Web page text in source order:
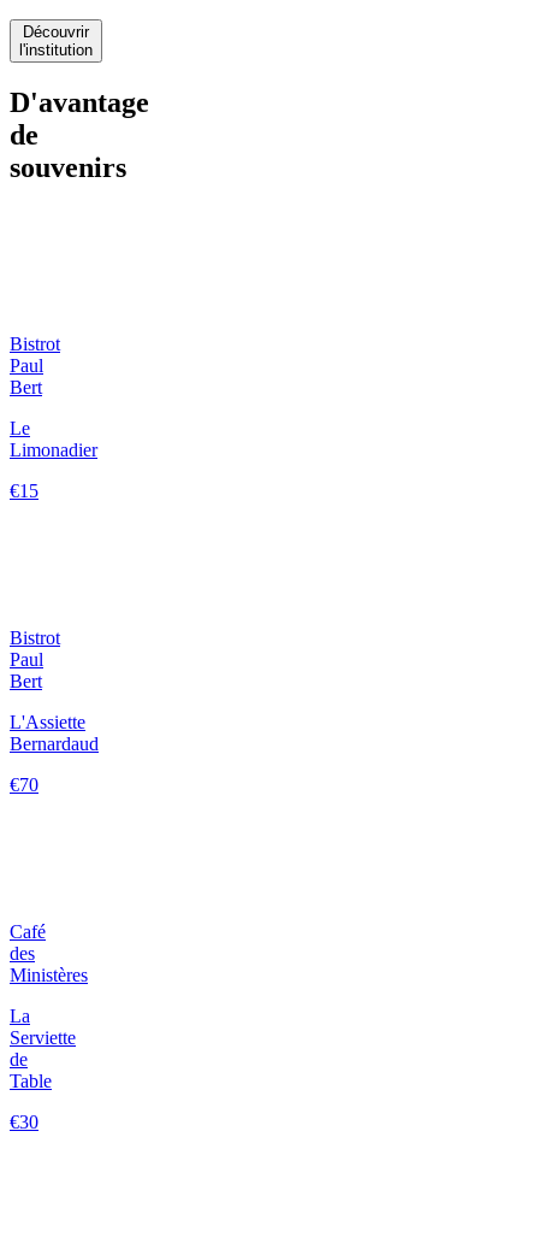
Découvrir
l'institution
D'avantage
de
souvenirs
Bistrot
Paul
Bert
Le
Limonadier
€15
Bistrot
Paul
Bert
L'Assiette
Bernardaud
€70
Café
des
Ministères
La
Serviette
de
Table
€30